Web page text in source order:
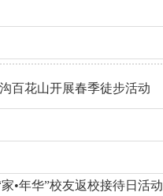
百花山开展春季徒步活动
•年华”校友返校接待日活动